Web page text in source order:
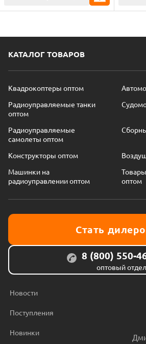
КАТАЛОГ ТОВАРОВ
Квадрокоптеры оптом
Радиоуправляемые танки
оптом
Радиоуправляемые
самолеты оптом
Конструкторы оптом
Машинки на
радиоуправлении оптом
оптом
Стать
8 (800) 550-
оптовый отдел
Новости
Поступления
Новинки